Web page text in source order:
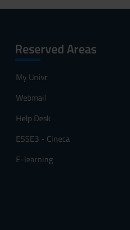
Reserved Areas
My Univr
Webmail
Help Desk
ESSE3 - Cineca
E-learning